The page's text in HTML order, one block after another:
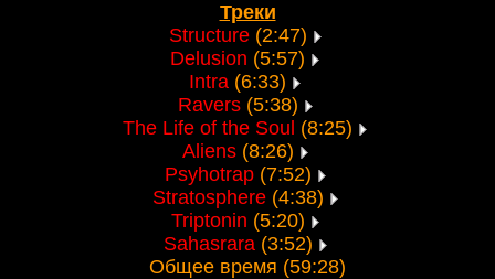
Треки
Structure(2:47)
Delusion (5:57)
Intra (6:33)
Ravers(5:38)
The Life of the Soul (8:25)
Aliens(8:26)
Psyhotrap(7:52)
Stratosphere(4:38)
Triptonin (5:20)
Sahasrara(3:52)
Общее время (59:28)